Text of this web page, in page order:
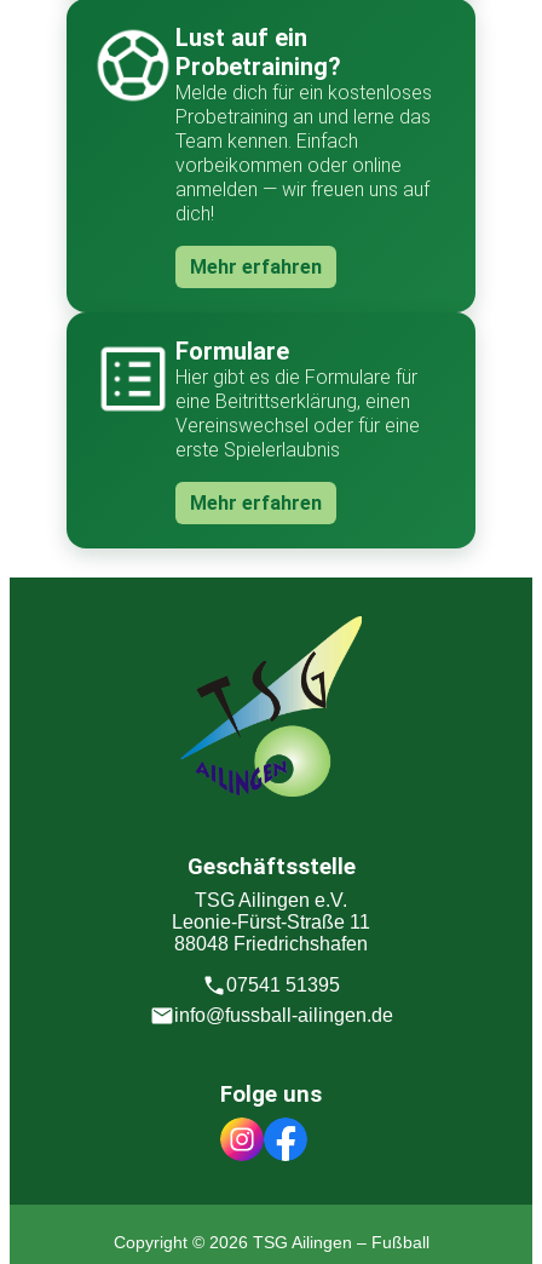
Lust auf ein
Probetraining?
Melde dich für ein kostenloses
Probetraining an und lerne das
Team kennen. Einfach
vorbeikommen oder online
anmelden — wir freuen uns auf
dich!
Mehr erfahren
Formulare
Hier gibt es die Formulare für
eine Beitrittserklärung, einen
Vereinswechsel oder für eine
erste Spielerlaubnis
Mehr erfahren
Geschäftsstelle
TSG Ailingen e.V.
Leonie-Fürst-Straße 11
88048 Friedrichshafen
07541 51395
info@fussball-ailingen.de
Folge uns
Copyright © 2026 TSG Ailingen – Fußball